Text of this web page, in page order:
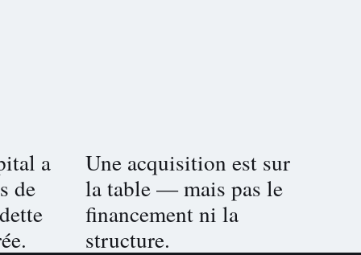
a
de
Une acquisition est sur
la table — mais pas le
financement ni la
structure.